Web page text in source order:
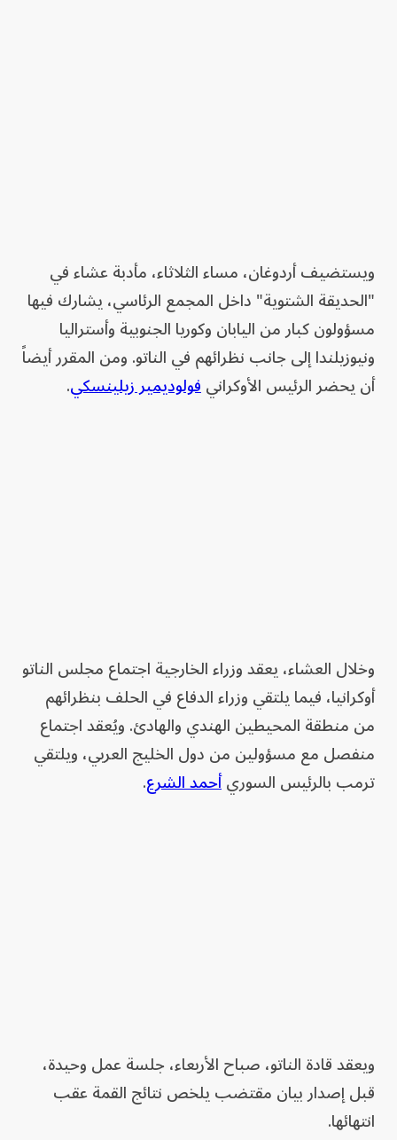
ويستضيف أردوغان، مساء الثلاثاء، مأدبة عشاء في
"الحديقة الشتوية" داخل المجمع الرئاسي، يشارك فيها
مسؤولون كبار من اليابان وكوريا الجنوبية وأستراليا
ونيوزيلندا إلى جانب نظرائهم في الناتو. ومن المقرر أيضاً
أن يحضر الرئيس الأوكرانيفولوديمير زيلينسكي.
وخلال العشاء، يعقد وزراء الخارجية اجتماع مجلس الناتو
أوكرانيا، فيما يلتقي وزراء الدفاع في الحلف بنظرائهم
من منطقة المحيطين الهندي والهادئ. ويُعقد اجتماع
منفصل مع مسؤولين من دول الخليج العربي، ويلتقي
ترمب بالرئيس السوريأحمد الشرع.
ويعقد قادة الناتو، صباح الأربعاء، جلسة عمل وحيدة،
قبل إصدار بيان مقتضب يلخص نتائج القمة عقب
انتهائها.